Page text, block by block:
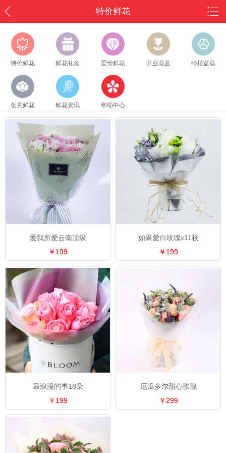
特价鲜花
特价鲜花 鲜花礼盒 爱情鲜花 开业花蓝 绿植盆载
创意鲜花 鲜花资讯 帮助中心
爱我所爱云南顶级
￥199
如果爱白玫瑰x11枝
￥199
最浪漫的事18朵
￥199
厄瓜多尔甜心玫瑰
￥299